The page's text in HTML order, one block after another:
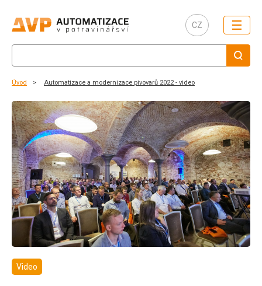
CZ ☰
Úvod Automatizace a modernizace pivovarů 2022 - video
Video